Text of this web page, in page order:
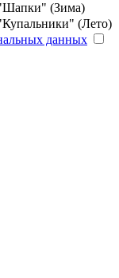
"Шапки" (Зима)
(Лето)
данных